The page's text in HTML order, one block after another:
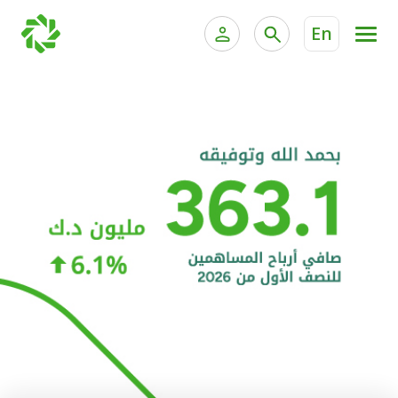
En
الخدمات المصرفية الإلكترونية للشركات
خدمة "بيتك" للتداول الإلكتروني
الحسابات المصرفية
البطاقات
"برامج العملاء"